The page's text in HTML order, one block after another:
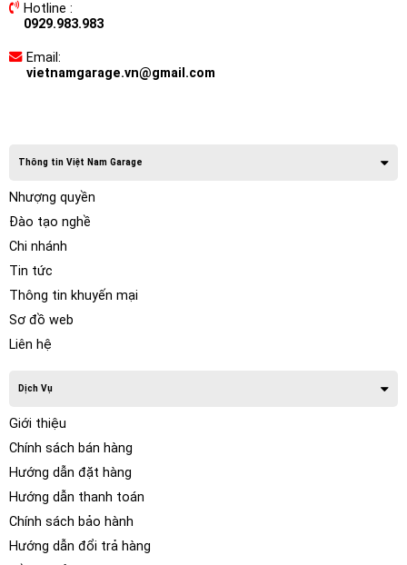
Hotline :
0929.983.983
Email:
vietnamgarage.vn@gmail.com
Thông tin Việt Nam Garage
Nhượng quyền
Đào tạo nghề
Chi nhánh
Tin tức
Thông tin khuyến mại
Sơ đồ web
Liên hệ
Dịch Vụ
Giới thiệu
Chính sách bán hàng
Hướng dẫn đặt hàng
Hướng dẫn thanh toán
Chính sách bảo hành
Hướng dẫn đổi trả hàng